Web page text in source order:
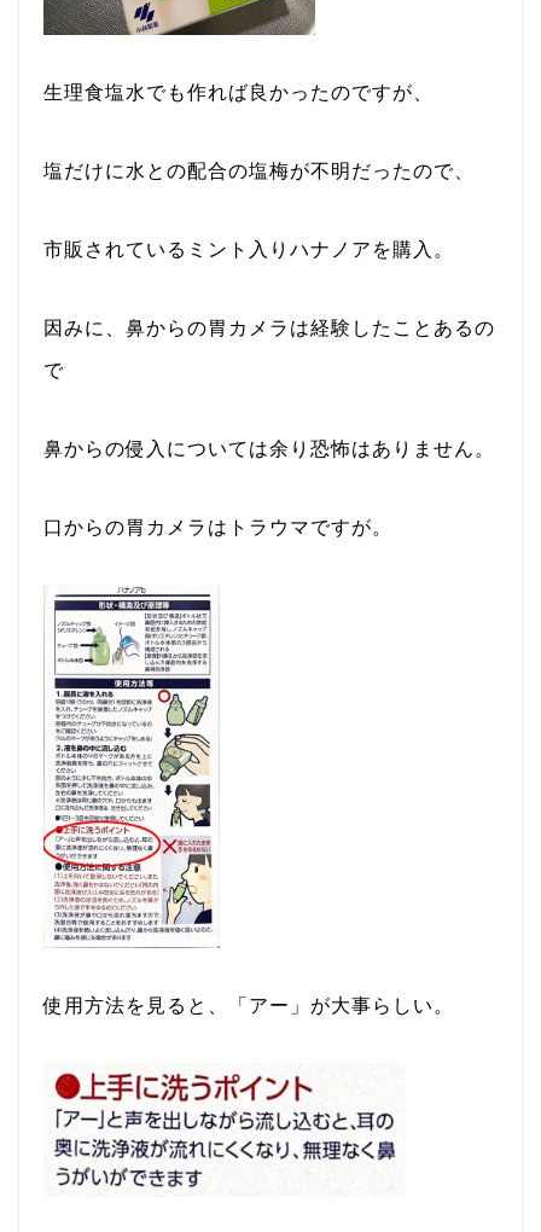
生理食塩水でも作れば良かったのですが、
塩だけに水との配合の塩梅が不明だったので、
市販されているミント入りハナノアを購入。
因みに、鼻からの胃カメラは経験したことあるの
で
鼻からの侵入については余り恐怖はありません。
口からの胃カメラはトラウマですが。
使用方法を見ると、「アー」が大事らしい。